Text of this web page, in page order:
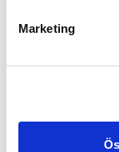
Marketing